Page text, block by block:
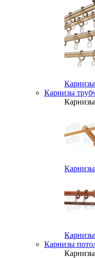
Карнизы
Карнизы